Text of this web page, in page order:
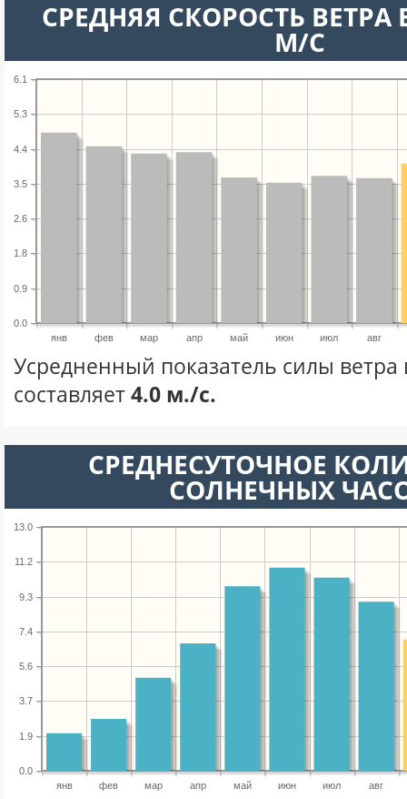
СРЕДНЯЯ СКОРОСТЬ ВЕТРА
М/С
янв фев мар апр май июн июл авг
0.0
0.9
1.8
2.6
3.5
4.4
5.3
6.1
Усредненный показатель силы ветра
составляет4.0 м./с.
СРЕДНЕСУТОЧНОЕ
СОЛНЕЧНЫХ
янв фев мар апр май июн июл авг
0.0
1.9
3.7
5.6
7.4
9.3
11.2
13.0